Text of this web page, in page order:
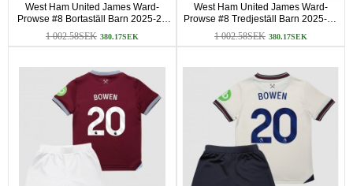
West Ham United James Ward-
Prowse #8 Bortaställ Barn 2025-26
Korta ärmar (+ Korta byxor)
1 002.58SEK 380.17SEK
West Ham United James Ward-
Prowse #8 Tredjeställ Barn 2025-26
Korta ärmar (+ Korta byxor)
1 002.58SEK 380.17SEK